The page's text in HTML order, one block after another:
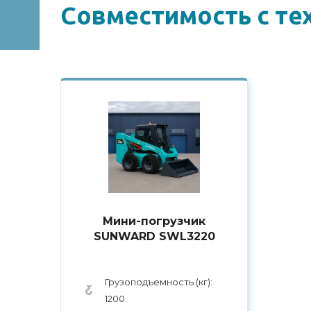
Совместимоcть с
Мини-погрузчик
SUNWARD SWL3220
Грузоподъемность (кг):
1200